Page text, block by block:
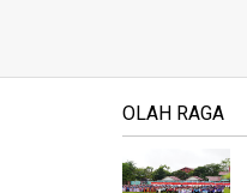
OLAH RAGA